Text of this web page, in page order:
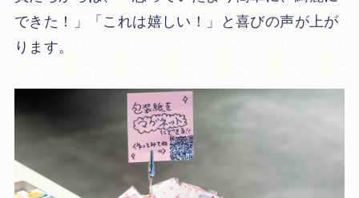
できた！」「これは嬉しい！」と喜びの声が上が
ります。